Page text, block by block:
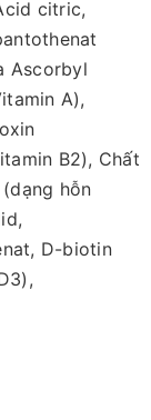
citric,
Ascorbyl
A),
B2), Chất
hỗn
D-biotin